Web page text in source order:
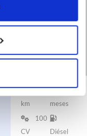
5000
km
60
meses
100
CV
Diésel